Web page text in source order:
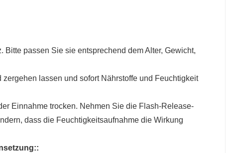
passen Sie sie entsprechend dem Alter, Gewicht,
lassen und sofort Nährstoffe und Feuchtigkeit
Einnahme trocken. Nehmen Sie die Flash-Release-
dass die Feuchtigkeitsaufnahme die Wirkung
::